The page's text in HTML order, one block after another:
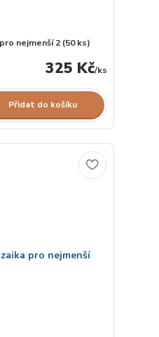
nejmenší 2 (50 ks)
325 Kč/ks
Přidat do košíku